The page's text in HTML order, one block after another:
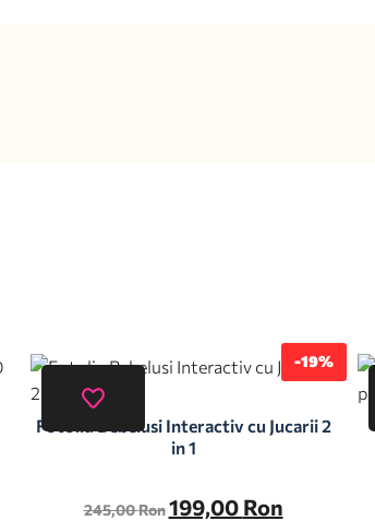
-19%
Fotoliu Bebelusi Interactiv cu Jucarii 2
in 1
245,00Ron 199,00 Ron